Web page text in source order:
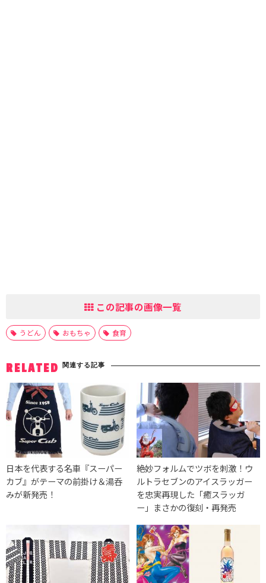
この記事の画像一覧
うどん おもちゃ 食育
RELATED 関連する記事
日本を代表する名車『スーパー
カブ』がテーマの前掛け＆湯呑
みが新発売！
絶妙フォルムでツボを刺激！ウ
ルトラセブンのアイスラッガー
を忠実再現した「癒スラッガ
ー」まさかの復刻・再発売